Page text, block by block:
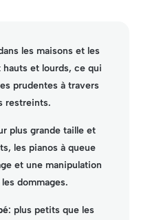
les maisons et les
et lourds, ce qui
prudentes à travers
restreints.
plus grande taille et
les pianos à queue
et une manipulation
dommages.
: plus petits que les